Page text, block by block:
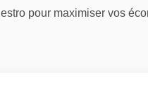
pour maximiser vos